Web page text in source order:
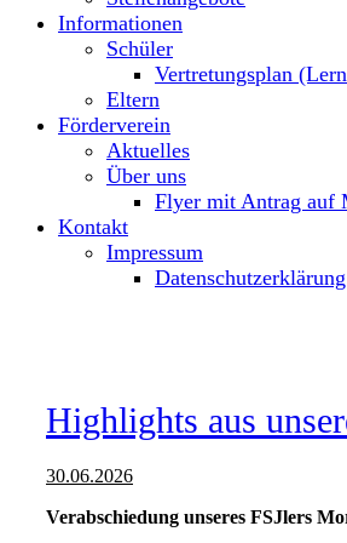
Informationen
Schüler
Vertretungsplan
Eltern
Förderverein
Aktuelles
Über uns
Flyer mit Antrag auf
Kontakt
Impressum
Datenschutzerklärung
Highlights aus
30.06.2026
Verabschiedung unseres FSJlers